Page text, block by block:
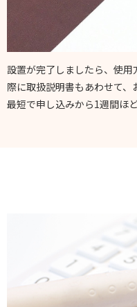
設置が完了しましたら、使
際に取扱説明書もあわせて、
最短で申し込みから1週間ほ